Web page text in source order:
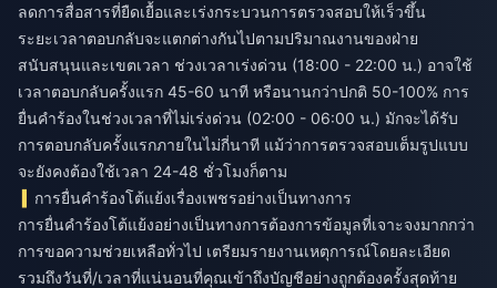
ลดการสื่อสารที่ยืดเยื้อและเร่งกระบวนการตรวจสอบให้เร็วขึ้น
ระยะเวลาตอบกลับจะแตกต่างกันไปตามปริมาณงานของฝ่าย
สนับสนุนและเขตเวลา ช่วงเวลาเร่งด่วน (18:00 - 22:00 น.) อาจใช้
เวลาตอบกลับครั้งแรก 45-60 นาที หรือนานกว่าปกติ 50-100% การ
ยื่นคำร้องในช่วงเวลาที่ไม่เร่งด่วน (02:00 - 06:00 น.) มักจะได้รับ
การตอบกลับครั้งแรกภายในไม่กี่นาที แม้ว่าการตรวจสอบเต็มรูปแบบ
จะยังคงต้องใช้เวลา 24-48 ชั่วโมงก็ตาม
การยื่นคำร้องโต้แย้งเรื่องเพชรอย่างเป็นทางการ
การยื่นคำร้องโต้แย้งอย่างเป็นทางการต้องการข้อมูลที่เจาะจงมากกว่า
การขอความช่วยเหลือทั่วไป เตรียมรายงานเหตุการณ์โดยละเอียด
รวมถึงวันที่/เวลาที่แน่นอนที่คุณเข้าถึงบัญชีอย่างถูกต้องครั้งสุดท้าย